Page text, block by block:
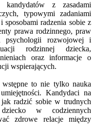
kandydatów z zasadami
typowymi zadaniami
sposobami radzenia sobie z
prawa rodzinnego, praw
psychologii rozwojowej i
rodzinnej dziecka,
oraz informacje o
wspierających.
wstępne to nie tylko nauka
Kandydaci na
radzić sobie w trudnych
w codziennych
zdrowe relacje między